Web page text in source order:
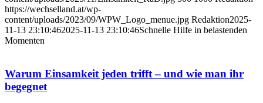
https://wechselland.at/wp-
content/uploads/2023/09/WPW_Logo_menue.jpg Redaktion2025-
11-13 23:10:462025-11-13 23:10:46Schnelle Hilfe in belastenden
Momenten
Warum Einsamkeit jeden trifft – und wie man ihr
begegnet